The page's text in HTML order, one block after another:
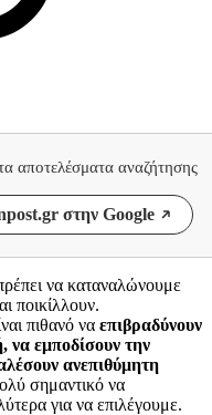
αποτελέσματα αναζήτησης
στην Google
να καταναλώνουμε
ποικίλλουν.
πιθανό να επιβραδύνουν
να εμποδίσουν την
ανεπιθύμητη
σημαντικό να
για να επιλέγουμε.